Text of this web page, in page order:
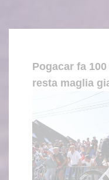
Pogacar fa
resta maglia